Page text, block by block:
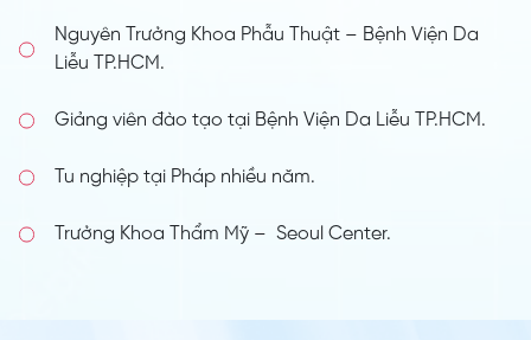
Nguyên Trưởng Khoa Phẫu Thuật – Bệnh Viện Da
Liễu TP.HCM.
Giảng viên đào tạo tại Bệnh Viện Da Liễu TP.HCM.
Tu nghiệp tại Pháp nhiều năm.
Trưởng Khoa Thẩm Mỹ – Seoul Center.